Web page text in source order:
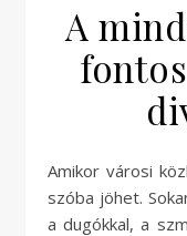
A
Amikor városi közlekedésről beszélünk, sok minden
szóba jöhet.
a dugókkal, a